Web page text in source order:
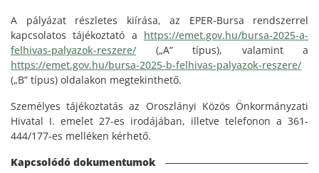
A pályázat részletes kiírása, az EPER-Bursa rendszerrel
kapcsolatos tájékoztató a https://emet.gov.hu/bursa-2025-a-
felhivas-palyazok-reszere/ („A” típus), valamint a
https://emet.gov.hu/bursa-2025-b-felhivas-palyazok-reszere/
(„B” típus) oldalakon megtekinthető.
Személyes tájékoztatás az Oroszlányi Közös Önkormányzati
Hivatal I. emelet 27-es irodájában, illetve telefonon a 361-
444/177-es melléken kérhető.